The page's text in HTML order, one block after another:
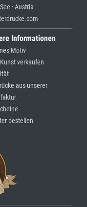
· Austria
Informationen
Motiv
Kunst verkaufen
aus unserer
bestellen